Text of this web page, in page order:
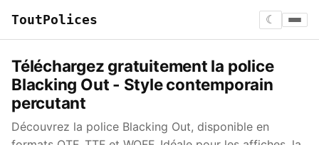
ToutPolices ☾
Téléchargez gratuitement la police
Blacking Out - Style contemporain
percutant
Découvrez la police Blacking Out, disponible en